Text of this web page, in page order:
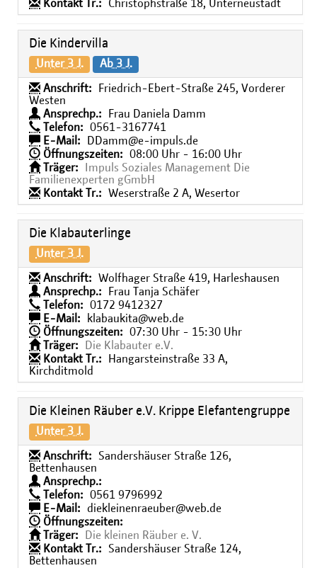
Kontakt Tr.:
Christophstraße 18, Unterneustadt
Die Kindervilla
Unter 3 J. Ab 3 J.
Anschrift:
Friedrich-Ebert-Straße 245, Vorderer
Westen
Ansprechp.:
Frau Daniela Damm
Telefon:
0561-3167741
E-Mail:
DDamm@e-impuls.de
Öffnungszeiten:
08:00 Uhr - 16:00 Uhr
Träger:
Impuls Soziales Management Die
Familienexperten gGmbH
Kontakt Tr.:
Weserstraße 2 A, Wesertor
Die Klabauterlinge
Unter 3 J.
Anschrift:
Wolfhager Straße 419, Harleshausen
Ansprechp.:
Frau Tanja Schäfer
Telefon:
0172 9412327
E-Mail:
klabaukita@web.de
Öffnungszeiten:
07:30 Uhr - 15:30 Uhr
Träger:
Die Klabauter e.V.
Kontakt Tr.:
Hangarsteinstraße 33 A,
Kirchditmold
Die Kleinen Räuber e.V. Krippe Elefantengruppe
Unter 3 J.
Anschrift:
Sandershäuser Straße 126,
Bettenhausen
Ansprechp.:
Telefon:
0561 9796992
E-Mail:
diekleinenraeuber@web.de
Öffnungszeiten:
Träger:
Die kleinen Räuber e. V.
Kontakt Tr.:
Sandershäuser Straße 124,
Bettenhausen